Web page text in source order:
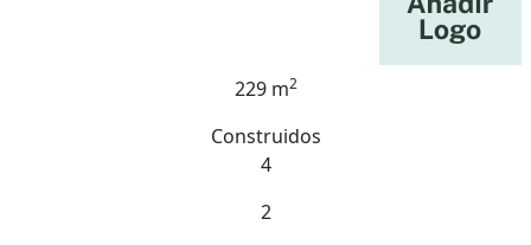
229 m2
Construidos
4
2